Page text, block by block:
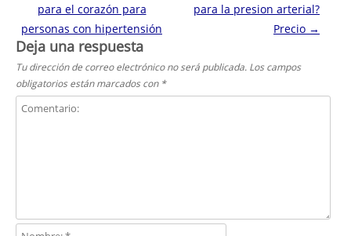
para el corazón para
personas con hipertensión
para la presion arterial?
Precio →
Deja una respuesta
Tu dirección de correo electrónico no será publicada. Los campos
obligatorios están marcados con *